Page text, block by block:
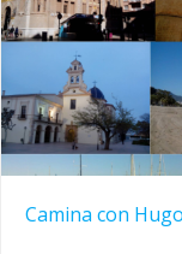
Camina con Hugo